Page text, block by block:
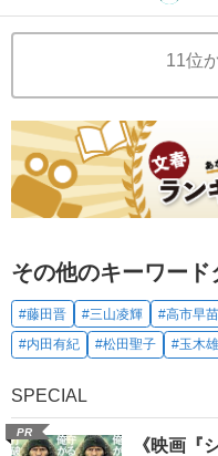
11位
その他のキーワード
#藤田晋 #三山凌輝 #高市早苗
#内田有紀
#松田聖子 #玉木
SPECIAL
PR
《映画『